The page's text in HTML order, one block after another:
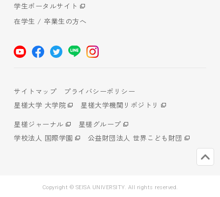
学生ポータルサイト
在学生 / 卒業生の方へ
サイトマップ
プライバシーポリシー
星槎大学 大学院
星槎大学機関リポジトリ
星槎ジャーナル
星槎グループ
学校法人 国際学園
公益財団法人 世界こども財団
Copyright © SEISA UNIVERSITY. All rights reserved.